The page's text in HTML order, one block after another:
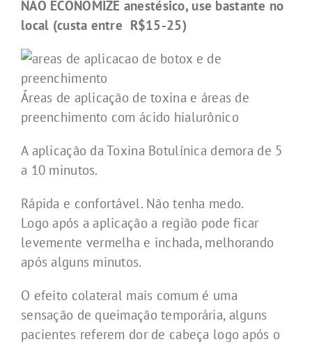
NÃO ECONOMIZE anestésico, use bastante no
local (custa entre R$15-25)
Áreas de aplicação de toxina e áreas de
preenchimento com ácido hialurônico
A aplicação da Toxina Botulínica demora de 5
a 10 minutos.
Rápida e confortável. Não tenha medo.
Logo após a aplicação a região pode ficar
levemente vermelha e inchada, melhorando
após alguns minutos.
O efeito colateral mais comum é uma
sensação de queimação temporária, alguns
pacientes referem dor de cabeça logo após o